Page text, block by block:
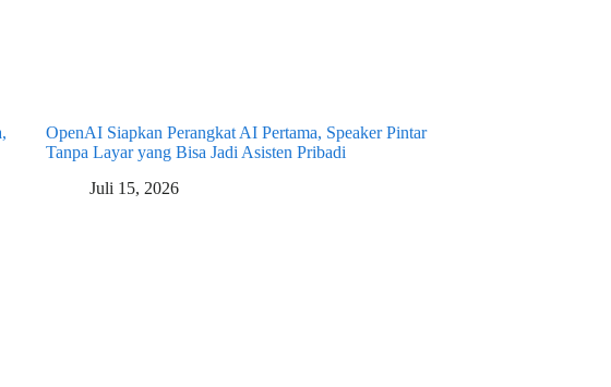
OpenAI Siapkan Perangkat AI Pertama, Speaker Pintar
Tanpa Layar yang Bisa Jadi Asisten Pribadi
Juli 15, 2026